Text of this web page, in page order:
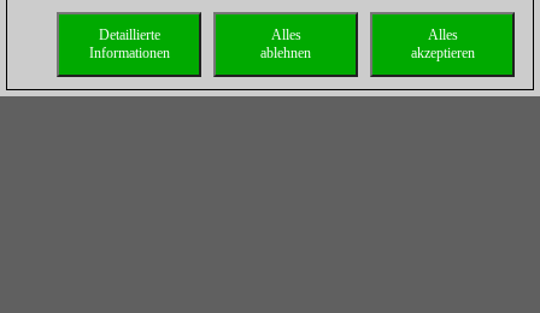
Alles
akzeptieren
Alles
ablehnen
Detaillierte
Informationen